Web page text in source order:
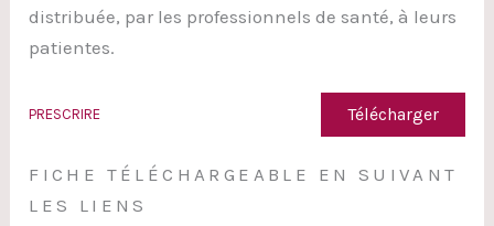
distribuée, par les professionnels de santé, à leurs
patientes.
PRESCRIRE Télécharger
FICHE TÉLÉCHARGEABLE EN SUIVANT
LES LIENS